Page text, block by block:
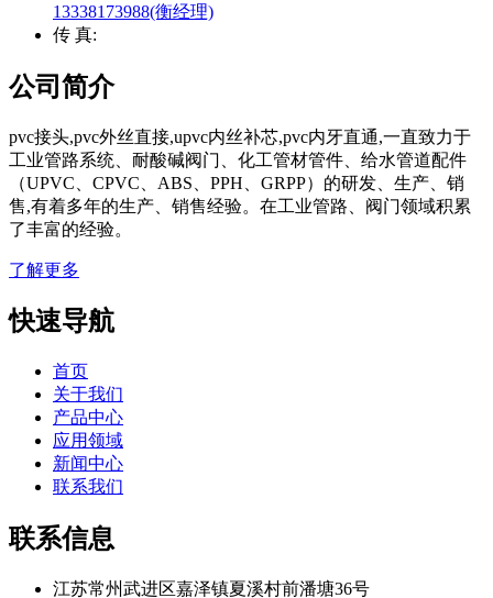
13338173988(衡经理)
传 真:
公司简介
pvc接头,pvc外丝直接,upvc内丝补芯,pvc内牙直通,一直致力于
工业管路系统、耐酸碱阀门、化工管材管件、给水管道配件
（UPVC、CPVC、ABS、PPH、GRPP）的研发、生产、销
售,有着多年的生产、销售经验。在工业管路、阀门领域积累
了丰富的经验。
了解更多
快速导航
首页
关于我们
产品中心
应用领域
新闻中心
联系我们
联系信息
江苏常州武进区嘉泽镇夏溪村前潘塘36号